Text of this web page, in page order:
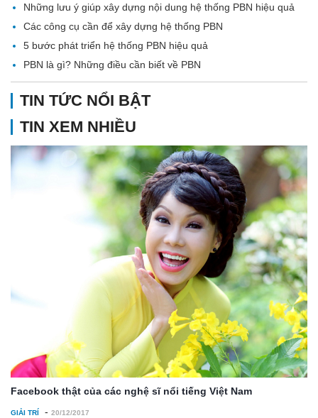
Những lưu ý giúp xây dựng nội dung hệ thống PBN hiệu quả
Các công cụ cần để xây dựng hệ thống PBN
5 bước phát triển hệ thống PBN hiệu quả
PBN là gì? Những điều cần biết về PBN
TIN TỨC NỔI BẬT
TIN XEM NHIỀU
Facebook thật của các nghệ sĩ nổi tiếng Việt Nam
GIẢI TRÍ - 20/12/2017